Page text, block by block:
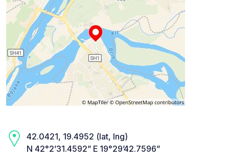
42.0421, 19.4952 (lat, lng)
N 42°2’31.4592” E 19°29’42.7596”